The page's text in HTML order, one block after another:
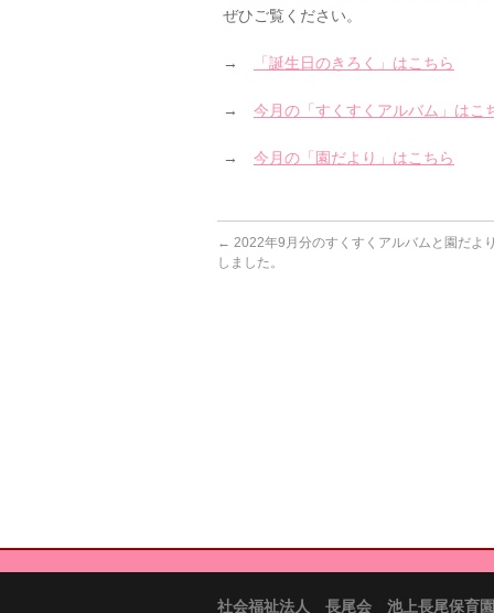
ぜひご覧ください。
→ 「誕生日のきろく」はこちら
→ 今月の「すくすくアルバム」はこ
→ 今月の「園だより」はこちら
← 2022年9月分のすくすくアルバムと園だよ
しました。
社会福祉法人 長尾会 池上長尾保育園